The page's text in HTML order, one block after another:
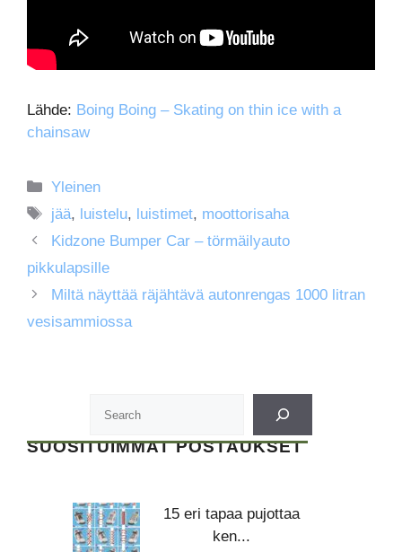
Lähde: Boing Boing – Skating on thin ice with a
chainsaw
Kategoriat
Yleinen
Avainsanat
jää, luistelu, luistimet, moottorisaha
Kidzone Bumper Car – törmäilyauto
pikkulapsille
Miltä näyttää räjähtävä autonrengas 1000 litran
vesisammiossa
SUOSITUIMMAT POSTAUKSET
15 eri tapaa pujottaa
ken...